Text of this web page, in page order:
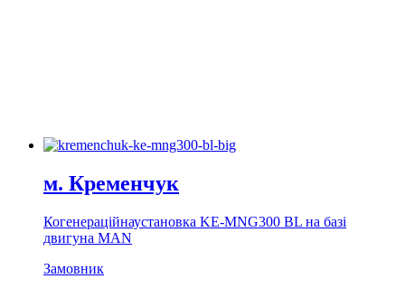
м. Кременчук
Когенерацiйнаустановка KE-MNG300 BL на базi
двигуна MAN
Замовник